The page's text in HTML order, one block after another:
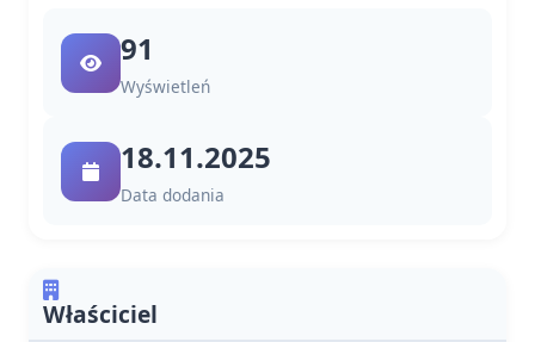
91
Wyświetleń
18.11.2025
Data dodania
Właściciel